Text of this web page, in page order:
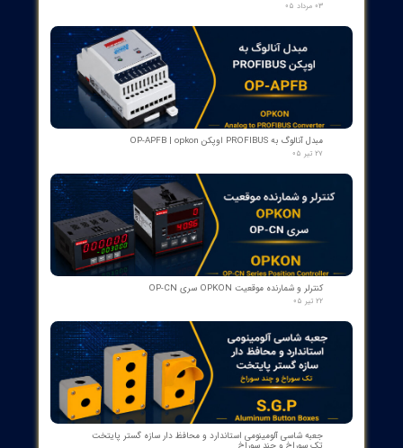
​محصولات جدید و
پرفروش​​​​​​​
اسکنر شعله بی اف آی BFI آلمان مدل تایپ ۲